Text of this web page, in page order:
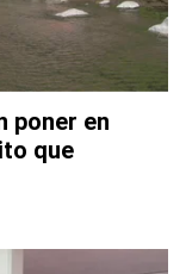
poner en
que